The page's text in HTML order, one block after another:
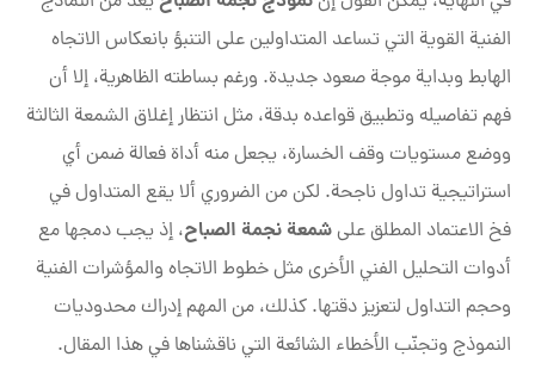
الفنية القوية التي تساعد المتداولين على التنبؤ بانعكاس الاتجاه
الهابط وبداية موجة صعود جديدة. ورغم بساطته الظاهرية، إلا أن
فهم تفاصيله وتطبيق قواعده بدقة، مثل انتظار إغلاق الشمعة الثالثة
ووضع مستويات وقف الخسارة، يجعل منه أداة فعالة ضمن أي
استراتيجية تداول ناجحة. لكن من الضروري ألا يقع المتداول في
فخ الاعتماد المطلق علىشمعة نجمة الصباح، إذ يجب دمجها مع
أدوات التحليل الفني الأخرى مثل خطوط الاتجاه والمؤشرات الفنية
وحجم التداول لتعزيز دقتها. كذلك، من المهم إدراك محدوديات
النموذج وتجنّب الأخطاء الشائعة التي ناقشناها في هذا المقال.